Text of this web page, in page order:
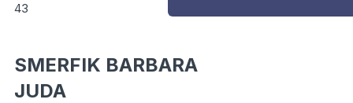
43
SMERFIK BARBARA
JUDA